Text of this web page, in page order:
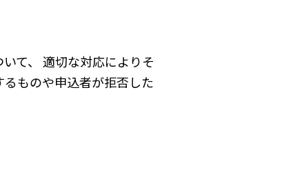
て、 適切な対応によりそ
ものや申込者が拒否した